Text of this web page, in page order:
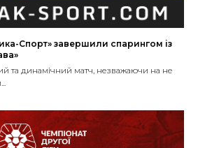
Спорт» завершили спарингом із
та динамічний матч, незважаючи на не